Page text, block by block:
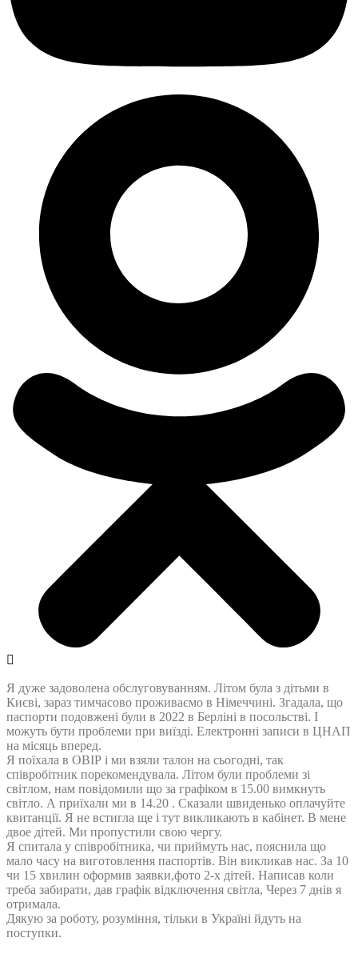
Я дуже задоволена обслуговуванням. Літом була з дітьми в
Києві, зараз тимчасово проживаємо в Німеччині. Згадала, що
паспорти подовжені були в 2022 в Берліні в посольстві. І
можуть бути проблеми при виїзді. Електронні записи в ЦНАП
на місяць вперед.
Я поїхала в ОВІР і ми взяли талон на сьогодні, так
співробітник порекомендувала. Літом були проблеми зі
світлом, нам повідомили що за графіком в 15.00 вимкнуть
світло. А приїхали ми в 14.20 . Сказали швиденько оплачуйте
квитанції. Я не встигла ще і тут викликають в кабінет. В мене
двое дітей. Ми пропустили свою чергу.
Я спитала у співробітника, чи приймуть нас, пояснила що
мало часу на виготовлення паспортів. Він викликав нас. За 10
чи 15 хвилин оформив заявки,фото 2-х дітей. Написав коли
треба забирати, дав графік відключення світла, Через 7 днів я
отримала.
Дякую за роботу, розуміння, тільки в Україні йдуть на
поступки.